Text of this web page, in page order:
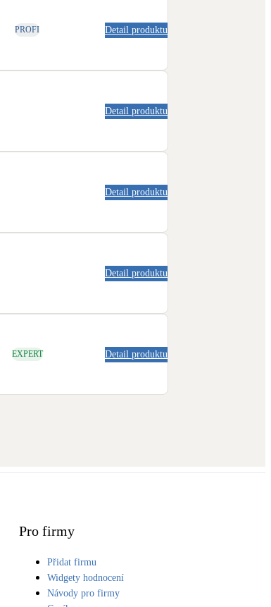
PROFI Detail produktu
Detail produktu
Detail produktu
Detail produktu
EXPERT Detail produktu
Pro firmy
Přidat firmu
Widgety hodnocení
Návody pro firmy